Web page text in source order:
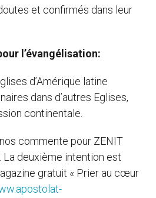
et confirmés dans leur
l’évangélisation:
d’Amérique latine
dans d’autres Eglises,
continentale.
commente pour ZENIT
La deuxième intention est
gratuit « Prier au cœur